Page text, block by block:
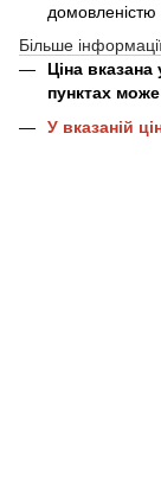
домовленістю
Більше
Ціна
пунктах може
У вказаній